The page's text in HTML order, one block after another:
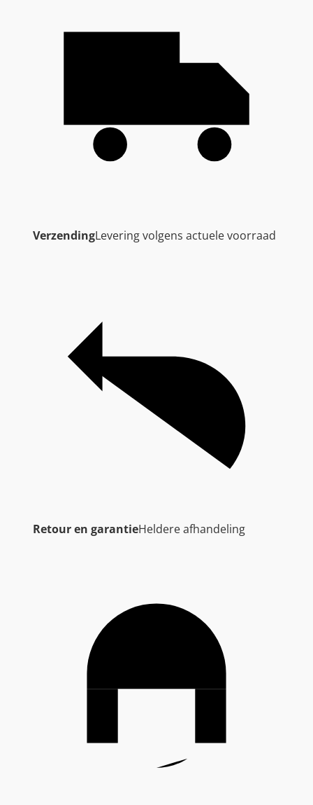
VerzendingLevering volgens actuele voorraad
Retour en garantieHeldere afhandeling